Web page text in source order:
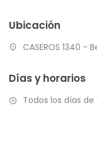
Ubicación
CASEROS 1340 -
Días y horarios
Todos los días de